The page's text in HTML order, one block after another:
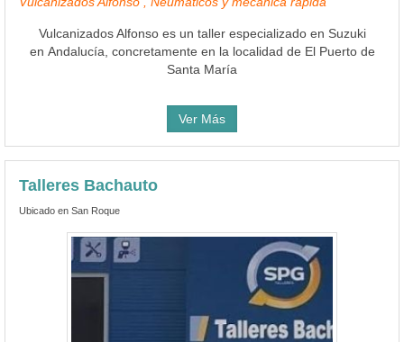
Vulcanizados Alfonso es un taller especializado en Suzuki
en Andalucía, concretamente en la localidad de El Puerto de
Santa María
Ver Más
Talleres Bachauto
Ubicado en San Roque